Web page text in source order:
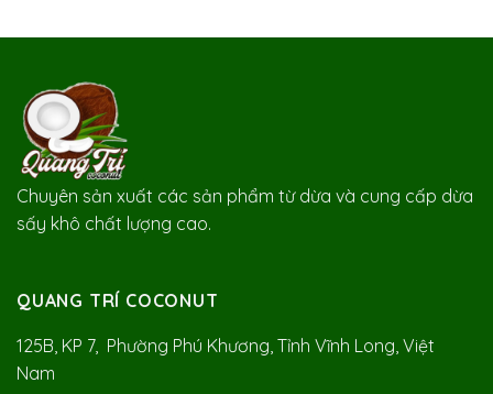
Chuyên sản xuất các sản phẩm từ dừa và cung cấp dừa
sấy khô chất lượng cao.
QUANG TRÍ COCONUT
125B, KP 7, Phường Phú Khương, Tỉnh Vĩnh Long, Việt
Nam